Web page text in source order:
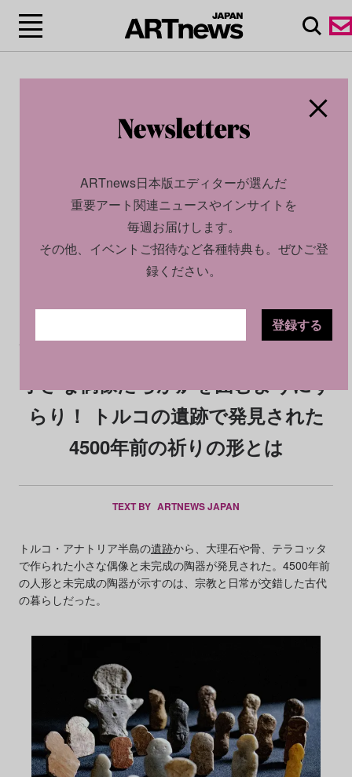
2025.09.17
小さな偶像たちが炉を囲むようにず
らり！ トルコの遺跡で発見された
4500年前の祈りの形とは
TEXT BY ARTNEWS JAPAN
トルコ・アナトリア半島の遺跡から、大理石や骨、テラコッタ
で作られた小さな偶像と未完成の陶器が発見された。4500年前
の人形と未完成の陶器が示すのは、宗教と日常が交錯した古代
の暮らしだった。
ARTnews日本版エディターが選んだ
重要アート関連ニュースやインサイトを
毎週お届けします。
その他、イベントご招待など各種特典も。ぜひご登
録ください。
登録する